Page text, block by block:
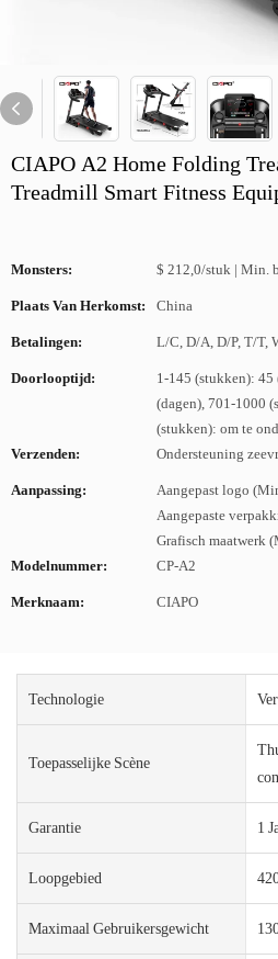
CIAPO A2 Home Folding
Treadmill Smart Fitness
Monsters: $ 212,0/stuk | Min.
Plaats Van Herkomst: China
Betalingen: L/C, D/A, D/P, T/T,
Doorlooptijd:
1-145 (stukken): 45
(dagen), 701-1000
(stukken): om te
Verzenden:
Ondersteuning
Aanpassing:
Aangepast logo
Aangepaste
Grafisch maatwerk
Modelnummer:
CP-A2
Merknaam: CIAPO
Technologie
Toepasselijke Scène
Garantie 1
Loopgebied
Maximaal Gebruikersgewicht